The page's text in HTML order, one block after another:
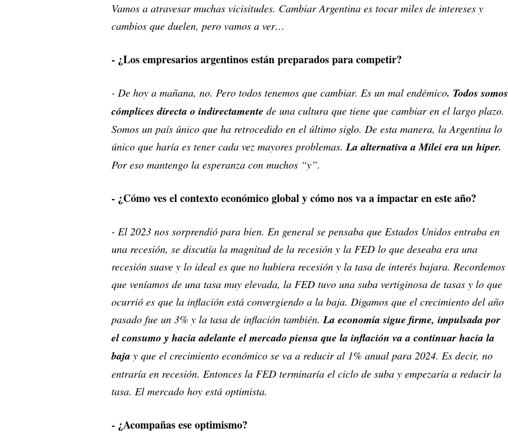
Vamos a atravesar muchas vicisitudes. Cambiar Argentina es tocar miles de intereses y
cambios que duelen, pero vamos a ver…
- ¿Los empresarios argentinos están preparados para competir?
- De hoy a mañana, no. Pero todos tenemos que cambiar. Es un mal endémico. Todos somos
cómplices directa o indirectamente de una cultura que tiene que cambiar en el largo plazo.
Somos un país único que ha retrocedido en el último siglo. De esta manera, la Argentina lo
único que haría es tener cada vez mayores problemas.La alternativa a Milei era un hiper.
Por eso mantengo la esperanza con muchos “y”.
- ¿Cómo ves el contexto económico global y cómo nos va a impactar en este año?
- El 2023 nos sorprendió para bien. En general se pensaba que Estados Unidos entraba en
una recesión, se discutía la magnitud de la recesión y la FED lo que deseaba era una
recesión suave y lo ideal es que no hubiera recesión y la tasa de interés bajara. Recordemos
que veníamos de una tasa muy elevada, la FED tuvo una suba vertiginosa de tasas y lo que
ocurrió es que la inflación está convergiendo a la baja. Digamos que el crecimiento del año
pasado fue un 3% y la tasa de inflación también.La economía sigue firme, impulsada por
el consumo y hacia adelante el mercado piensa que la inflación va a continuar hacia la
baja y que el crecimiento económico se va a reducir al 1% anual para 2024. Es decir, no
entraría en recesión. Entonces la FED terminaría el ciclo de suba y empezaría a reducir la
tasa. El mercado hoy está optimista.
- ¿Acompañas ese optimismo?